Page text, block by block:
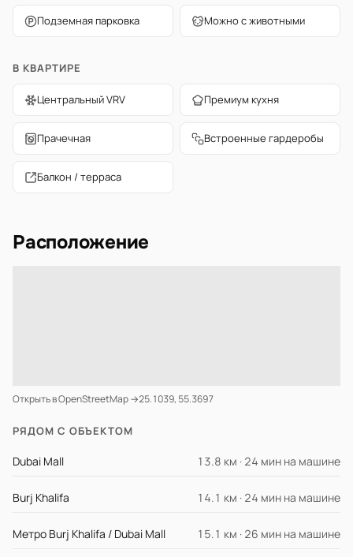
Подземная парковка Можно с животными
В КВАРТИРЕ
Центральный VRV Премиум кухня
Прачечная Встроенные гардеробы
Балкон / терраса
Расположение
Открыть в OpenStreetMap →25.1039, 55.3697
РЯДОМ С ОБЪЕКТОМ
Dubai Mall 13.8 км · 24 мин на машине
Burj Khalifa 14.1 км · 24 мин на машине
Метро Burj Khalifa / Dubai Mall 15.1 км · 26 мин на машине